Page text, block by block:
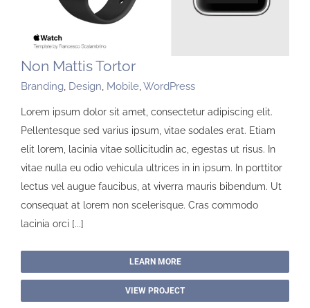
Non Mattis Tortor
Branding, Design, Mobile,WordPress
Lorem ipsum dolor sit amet, consectetur adipiscing elit.
Pellentesque sed varius ipsum, vitae sodales erat. Etiam
elit lorem, lacinia vitae sollicitudin ac, egestas ut risus. In
vitae nulla eu odio vehicula ultrices in in ipsum. In porttitor
lectus vel augue faucibus, at viverra mauris bibendum. Ut
consequat at lorem non scelerisque. Cras commodo
lacinia orci [...]
LEARN MORE
VIEW PROJECT